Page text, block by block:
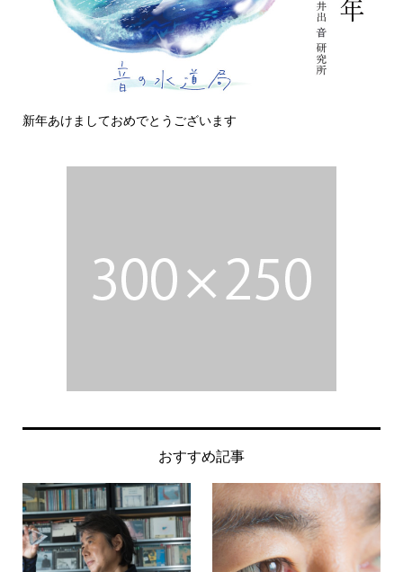
新年あけましておめでとうございます
おすすめ記事